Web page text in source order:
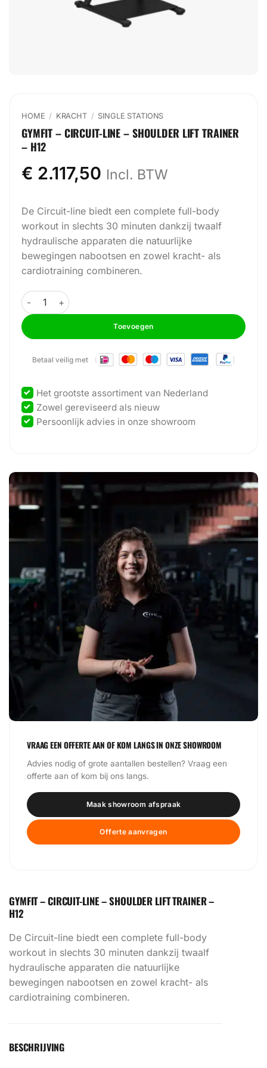
HOME / KRACHT / SINGLE STATIONS
GYMFIT – CIRCUIT-LINE – SHOULDER LIFT TRAINER
– H12
€ 2.117,50 Incl. BTW
De Circuit-line biedt een complete full-body
workout in slechts 30 minuten dankzij twaalf
hydraulische apparaten die natuurlijke
bewegingen nabootsen en zowel kracht- als
cardiotraining combineren.
GymFit - Circuit-Line - Shoulder Lift Trainer - H12 aantal
Toevoegen
Betaal veilig met
Het grootste assortiment van Nederland
Zowel gereviseerd als nieuw
Persoonlijk advies in onze showroom
VRAAG EEN OFFERTE AAN OF KOM LANGS IN ONZE SHOWROOM
Advies nodig of grote aantallen bestellen? Vraag een
offerte aan of kom bij ons langs.
Maak showroom afspraak
Offerte aanvragen
GYMFIT – CIRCUIT-LINE – SHOULDER LIFT TRAINER –
H12
De Circuit-line biedt een complete full-body
workout in slechts 30 minuten dankzij twaalf
hydraulische apparaten die natuurlijke
bewegingen nabootsen en zowel kracht- als
cardiotraining combineren.
BESCHRIJVING